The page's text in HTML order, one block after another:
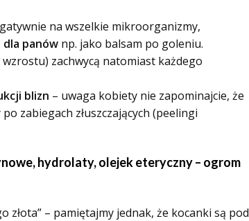
na wszelkie mikroorganizmy,
dla panów np. jako balsam po goleniu.
zachwycą natomiast każdego
blizn – uwaga kobiety nie zapominajcie, że
zabiegach złuszczających (peelingi
hydrolaty, olejek eteryczny – ogrom
złota” – pamiętajmy jednak, że kocanki są pod